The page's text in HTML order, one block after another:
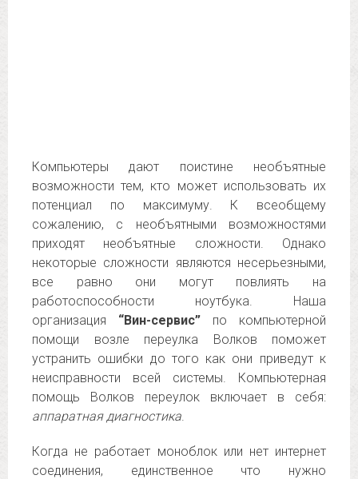
Компьютеры дают поистине необъятные
возможности тем, кто может использовать их
потенциал по максимуму. К всеобщему
сожалению, с необъятными возможностями
приходят необъятные сложности. Однако
некоторые сложности являются несерьезными,
все равно они могут повлиять на
работоспособности ноутбука. Наша
организация “Вин-сервис” по компьютерной
помощи возле переулка Волков поможет
устранить ошибки до того как они приведут к
неисправности всей системы. Компьютерная
помощь Волков переулок включает в себя:
аппаратная диагностика.
Когда не работает моноблок или нет интернет
соединения, единственное что нужно